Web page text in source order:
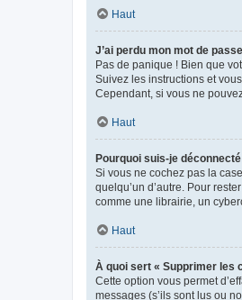
Haut
J’ai perdu mon mot de
Pas de panique ! Bien que
Suivez les instructions et
Cependant, si vous ne
Haut
Pourquoi suis-je
Si vous ne cochez pas la
quelqu’un d’autre. Pour
comme une librairie, un
Haut
À quoi sert « Supprimer les
Cette option vous permet
messages (s’ils sont lus ou